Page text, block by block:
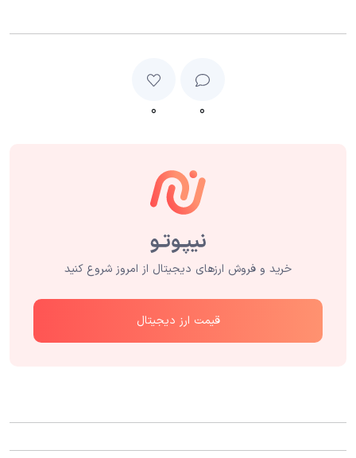
۰ ۰
خرید و فروش ارزهای دیجیتال از امروز شروع کنید
قیمت ارز دیجیتال